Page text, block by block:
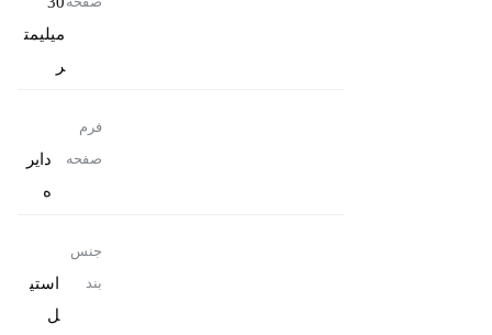
میلیمت
ر
فرم
صفحه
دایر
ه
جنس
بند
استی
ل